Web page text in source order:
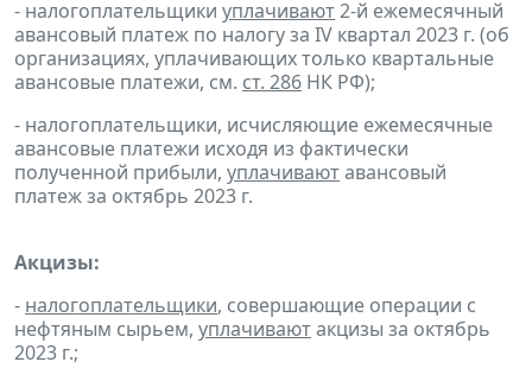
- налогоплательщики уплачивают2-й ежемесячный
авансовый платеж по налогу за IV квартал 2023 г. (об
организациях, уплачивающих только квартальные
авансовые платежи, см. ст. 286 НК РФ);
- налогоплательщики, исчисляющие ежемесячные
авансовые платежи исходя из фактически
полученной прибыли, уплачиваютавансовый
платеж за октябрь 2023 г.
Акцизы:
- налогоплательщики, совершающие операции с
нефтяным сырьем, уплачиваютакцизы за октябрь
2023 г.;